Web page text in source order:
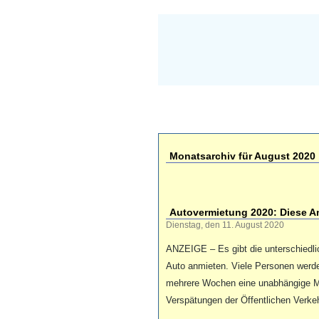
Monatsarchiv für August 2020
Autovermietung 2020: Diese
Dienstag, den 11. August 2020
ANZEIGE – Es gibt die
Auto anmieten. Viele Personen
mehrere Wochen eine unabhängige
Verspätungen der Öffentlichen